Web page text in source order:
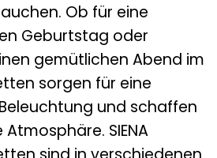
Ob für eine
Geburtstag oder
gemütlichen Abend im
sorgen für eine
und schaffen
SIENA